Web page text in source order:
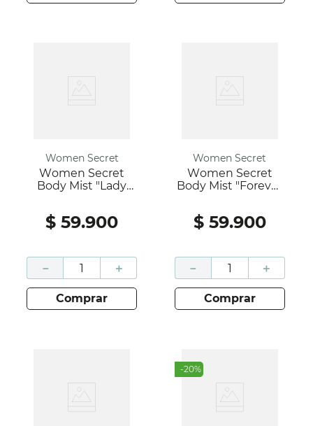
Women Secret
Women Secret
Body Mist "Lady
$ 59.900
＋
－
comprar
Women Secret
Women Secret
Body Mist "Forever
$ 59.900
＋
－
comprar
-20%